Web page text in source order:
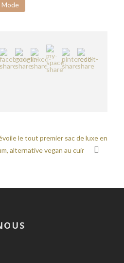
Mode
le tout premier sac de luxe en
alternative vegan au cuir